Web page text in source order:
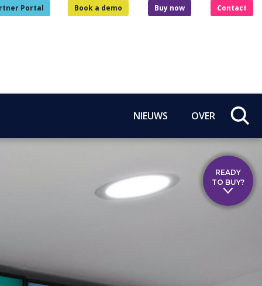
Portal Book a demo Buy now Contact
NIEUWS OVER
READY
TO BUY?